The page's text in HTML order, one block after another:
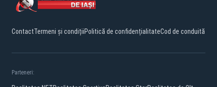
ContactTermeni și condițiiPolitică de confidențialitateCod de conduită
Parteneri: